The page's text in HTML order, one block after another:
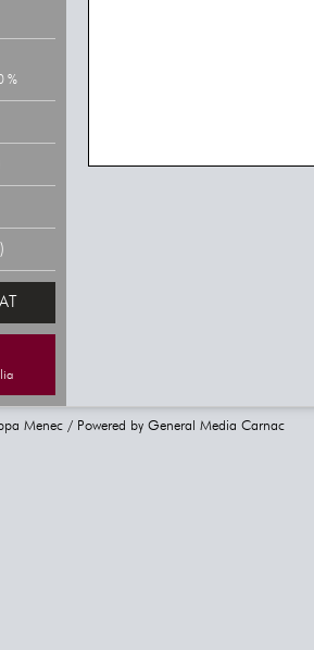
%
Menec / Powered by General Media Carnac